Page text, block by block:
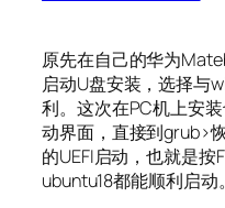
原先在自己的华为
启动U盘安装，选择与
利。这次在PC机上安
动界面，直接到grub>
的UEFI启动，也就是按
ubuntu18都能顺利启动。